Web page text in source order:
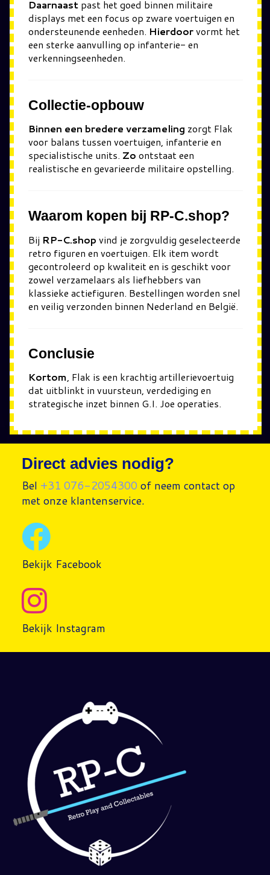
Daarnaast past het goed binnen militaire
displays met een focus op zware voertuigen en
ondersteunende eenheden. Hierdoorvormt het
een sterke aanvulling op infanterie- en
verkenningseenheden.
Collectie-opbouw
Binnen een bredere verzameling zorgt Flak
voor balans tussen voertuigen, infanterie en
specialistische units. Zo ontstaat een
realistische en gevarieerde militaire opstelling.
Waarom kopen bij RP-C.shop?
Bij RP-C.shop vind je zorgvuldig geselecteerde
retro figuren en voertuigen. Elk item wordt
gecontroleerd op kwaliteit en is geschikt voor
zowel verzamelaars als liefhebbers van
klassieke actiefiguren. Bestellingen worden snel
en veilig verzonden binnen Nederland en België.
Conclusie
Kortom, Flak is een krachtig artillerievoertuig
dat uitblinkt in vuursteun, verdediging en
strategische inzet binnen G.I. Joe operaties.
Direct advies nodig?
Bel +31 076-2054300 of neem contact op
met onze klantenservice.
Bekijk Facebook
Bekijk Instagram